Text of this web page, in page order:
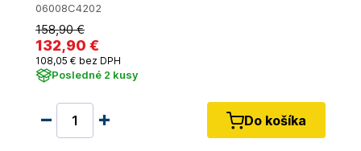
06008C4202
158,90 €
132,90 €
108,05 € bez DPH
Posledné 2 kusy
Do košíka